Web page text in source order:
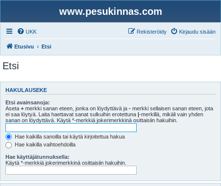
www.pesukinnas.com
UKK Kirjaudu sisään
Rekisteröidy
Etusivu Etsi
Etsi
HAKULAUSEKE
Etsi avainsanoja:
Aseta + merkki sanan eteen, jonka on löydyttävä ja - merkki sellaisen sanan eteen, jota
ei saa löytyä. Laita haettavat sanat sulkuihin erotettuna |-merkillä, mikäli vain yhden
sanan on löydyttävä. Käytä *-merkkiä jokerimerkkinä osittaisiin hakuihin.
Hae kaikilla sanoilla tai käytä kirjoitettua hakua
Hae kaikilla vaihtoehdoilla
Hae käyttäjätunnuksella:
Käytä *-merkkiä jokerimerkkinä osittaisiin hakuihin.